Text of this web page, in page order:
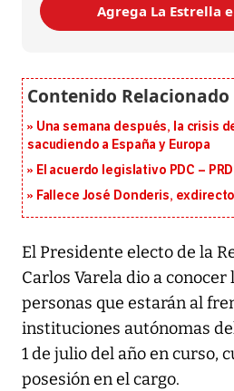
Agrega La Estrella
Una semana después, la crisis
sacudiendo a España y Europa
El acuerdo legislativo PDC – PRD
Fallece José Donderis,
El Presidente electo de la
Carlos Varela dio a conocer
personas que estarán al
instituciones autónomas
1 de julio del año en curso,
posesión en el cargo.